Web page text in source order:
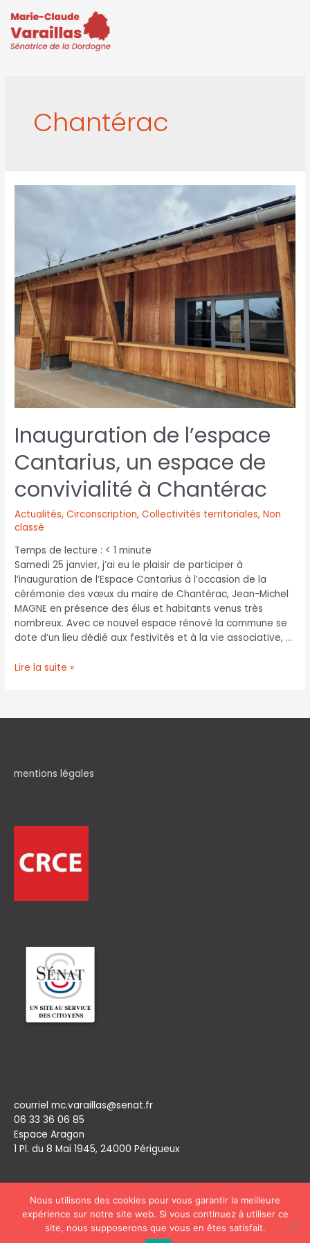
Chantérac
Inauguration de l’espace
Cantarius, un espace de
convivialité à Chantérac
Actualités,Circonscription,Collectivités territoriales,Non
classé
Temps de lecture : < 1 minute
Samedi 25 janvier, j’ai eu le plaisir de participer à
l’inauguration de l’Espace Cantarius à l’occasion de la
cérémonie des vœux du maire de Chantérac, Jean-Michel
MAGNE en présence des élus et habitants venus très
nombreux. Avec ce nouvel espace rénové la commune se
dote d’un lieu dédié aux festivités et à la vie associative, …
Lire la suite »
mentions légales
courriel mc.varaillas@senat.fr
06 33 36 06 85
Espace Aragon
1 Pl. du 8 Mai 1945, 24000 Périgueux​
Copyright © 2026Marie Claude Varaillas
Nous utilisons des cookies pour vous garantir la meilleure
expérience sur notre site web. Si vous continuez à utiliser ce
site, nous supposerons que vous en êtes satisfait.